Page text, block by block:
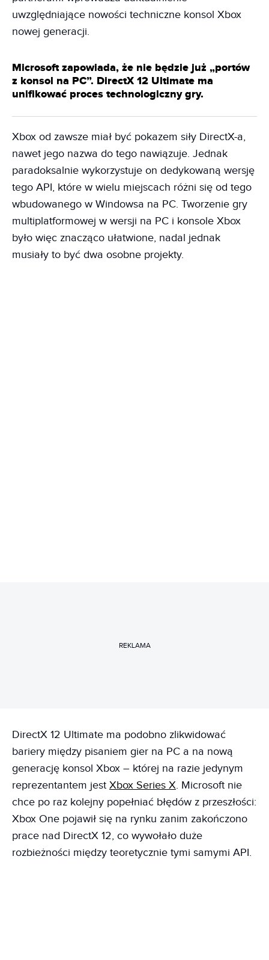
uwzględniające nowości techniczne konsol Xbox
nowej generacji.
Microsoft zapowiada, że nie będzie już „portów
z konsol na PC”. DirectX 12 Ultimate ma
unifikować proces technologiczny gry.
Xbox od zawsze miał być pokazem siły DirectX-a,
nawet jego nazwa do tego nawiązuje. Jednak
paradoksalnie wykorzystuje on dedykowaną wersję
tego API, które w wielu miejscach różni się od tego
wbudowanego w Windowsa na PC. Tworzenie gry
multiplatformowej w wersji na PC i konsole Xbox
było więc znacząco ułatwione, nadal jednak
musiały to być dwa osobne projekty.
REKLAMA
DirectX 12 Ultimate ma podobno zlikwidować
bariery między pisaniem gier na PC a na nową
generację konsol Xbox – której na razie jedynym
reprezentantem jest Xbox Series X. Microsoft nie
chce po raz kolejny popełniać błędów z przeszłości:
Xbox One pojawił się na rynku zanim zakończono
prace nad DirectX 12, co wywołało duże
rozbieżności między teoretycznie tymi samymi API.